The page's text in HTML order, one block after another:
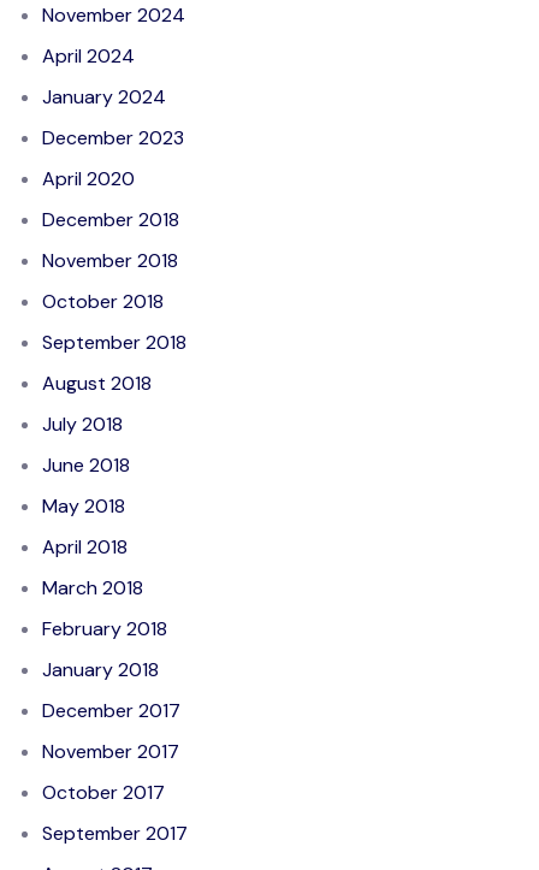
November 2024
April 2024
January 2024
December 2023
April 2020
December 2018
November 2018
October 2018
September 2018
August 2018
July 2018
June 2018
May 2018
April 2018
March 2018
February 2018
January 2018
December 2017
November 2017
October 2017
September 2017